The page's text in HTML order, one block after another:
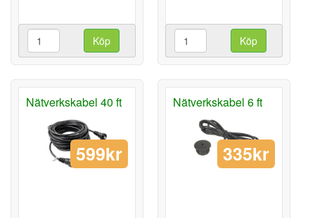
Köp Köp
Nätverkskabel 40 ft
599kr
Nätverkskabel 6 ft
335kr